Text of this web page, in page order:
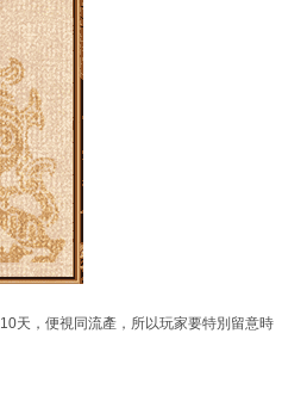
天，便視同流產，所以玩家要特別留意時